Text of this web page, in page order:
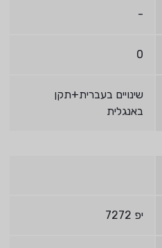
-
0
שינויים בעברית+תקן
באנגלית
יפ 7272